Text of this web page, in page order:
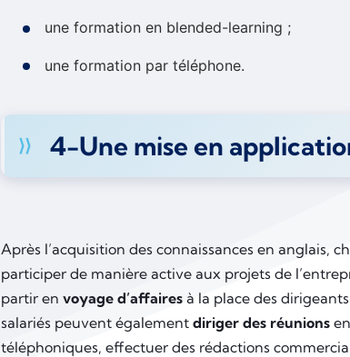
une formation en blended-learning ;
une formation par téléphone.
4-Une mise en
Après l’acquisition des connaissances en anglais,
participer de manière active aux projets de
partir en voyage d’affaires à la place des
salariés peuvent également diriger des réunions
téléphoniques, effectuer des rédactions